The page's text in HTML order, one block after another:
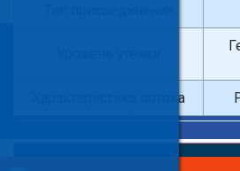
Введите поисковый запрос
Характеристика потока